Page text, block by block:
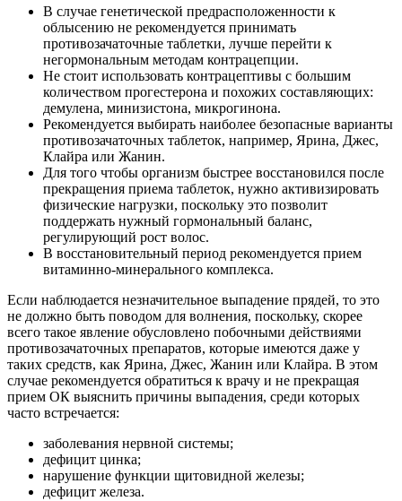
В случае генетической предрасположенности к
облысению не рекомендуется принимать
противозачаточные таблетки, лучше перейти к
негормональным методам контрацепции.
Не стоит использовать контрацептивы с большим
количеством прогестерона и похожих составляющих:
демулена, минизистона, микрогинона.
Рекомендуется выбирать наиболее безопасные варианты
противозачаточных таблеток, например, Ярина, Джес,
Клайра или Жанин.
Для того чтобы организм быстрее восстановился после
прекращения приема таблеток, нужно активизировать
физические нагрузки, поскольку это позволит
поддержать нужный гормональный баланс,
регулирующий рост волос.
В восстановительный период рекомендуется прием
витаминно-минерального комплекса.
Если наблюдается незначительное выпадение прядей, то это
не должно быть поводом для волнения, поскольку, скорее
всего такое явление обусловлено побочными действиями
противозачаточных препаратов, которые имеются даже у
таких средств, как Ярина, Джес, Жанин или Клайра. В этом
случае рекомендуется обратиться к врачу и не прекращая
прием ОК выяснить причины выпадения, среди которых
часто встречается:
заболевания нервной системы;
дефицит цинка;
нарушение функции щитовидной железы;
дефицит железа.